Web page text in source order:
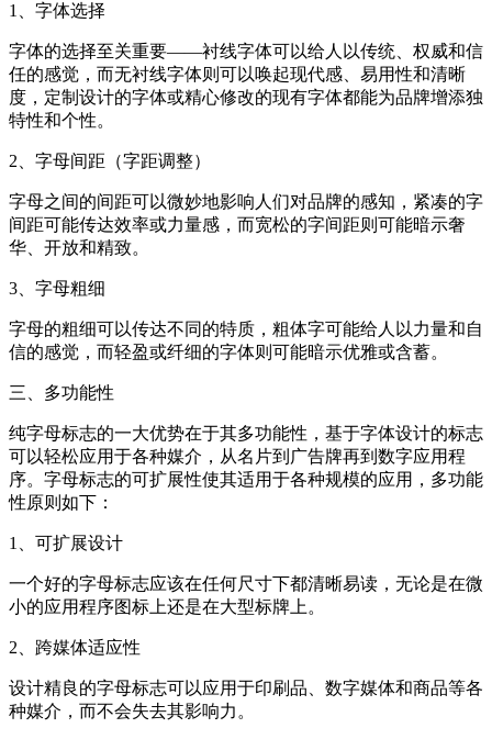
1、字体选择
字体的选择至关重要——衬线字体可以给人以传统、权威和信
任的感觉，而无衬线字体则可以唤起现代感、易用性和清晰
度，定制设计的字体或精心修改的现有字体都能为品牌增添独
特性和个性。
2、字母间距（字距调整）
字母之间的间距可以微妙地影响人们对品牌的感知，紧凑的字
间距可能传达效率或力量感，而宽松的字间距则可能暗示奢
华、开放和精致。
3、字母粗细
字母的粗细可以传达不同的特质，粗体字可能给人以力量和自
信的感觉，而轻盈或纤细的字体则可能暗示优雅或含蓄。
三、多功能性
纯字母标志的一大优势在于其多功能性，基于字体设计的标志
可以轻松应用于各种媒介，从名片到广告牌再到数字应用程
序。字母标志的可扩展性使其适用于各种规模的应用，多功能
性原则如下：
1、可扩展设计
一个好的字母标志应该在任何尺寸下都清晰易读，无论是在微
小的应用程序图标上还是在大型标牌上。
2、跨媒体适应性
设计精良的字母标志可以应用于印刷品、数字媒体和商品等各
种媒介，而不会失去其影响力。